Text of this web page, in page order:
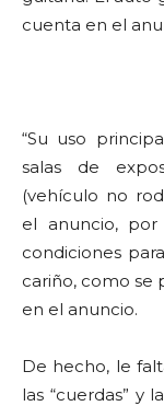
cuenta en el
“Su uso
salas de
(vehículo no
el anuncio,
condiciones
cariño, como se
en el anuncio.
De hecho, le
las “cuerdas” y